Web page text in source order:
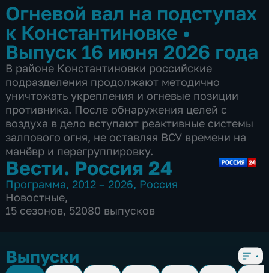
Огневой вал на подступах
к Константиновке •
Выпуск 16 июня 2026 года
В районе Константиновки российские
подразделения продолжают методично
уничтожать укрепления и огневые позиции
противника. После обнаружения целей с
воздуха в дело вступают реактивные системы
залпового огня, не оставляя ВСУ времени на
манёвр и перегруппировку.
Вести. Россия 24
Программа, 2012 – 2026, Россия
Новостные,
15 сезонов, 52080 выпусков
Выпуски